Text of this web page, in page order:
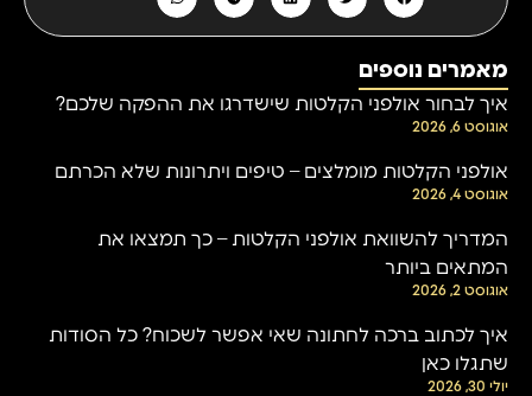
מאמרים נוספים
איך לבחור אולפני הקלטות שישדרגו את ההפקה שלכם?
אוגוסט 6, 2026
אולפני הקלטות מומלצים – טיפים ויתרונות שלא הכרתם
אוגוסט 4, 2026
המדריך להשוואת אולפני הקלטות – כך תמצאו את
המתאים ביותר
אוגוסט 2, 2026
איך לכתוב ברכה לחתונה שאי אפשר לשכוח? כל הסודות
שתגלו כאן
יולי 30, 2026